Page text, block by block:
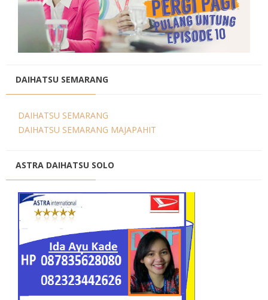
PROMO DAIHATSU 2025 PAJAK
0 %BEST DEAL PROMO MURAH
PROMO TERBATAS STOCK 2025
PROMO AYLA DP 3 JUTA -
PROMO SIGRA DP 6 JUTA -
PROMO XENIA DP 7 JUTA -
PROMO DISKON TERIOS DP
16Jt -SIRION LUXIO GRAN
MAX DP 7 JT HUB
081617289999
DAIHATSU SEMARANG
DAIHATSU SEMARANG
DAIHATSU SEMARANG MAJAPAHIT
ASTRA DAIHATSU SOLO